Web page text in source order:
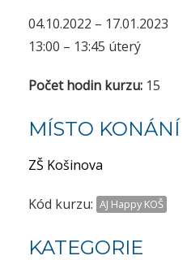
04.10.2022 – 17.01.2023
13:00 – 13:45 úterý
Počet hodin kurzu: 15
MÍSTO KONÁNÍ
ZŠ Košinova
Kód kurzu: AJ Happy KOŠ
KATEGORIE